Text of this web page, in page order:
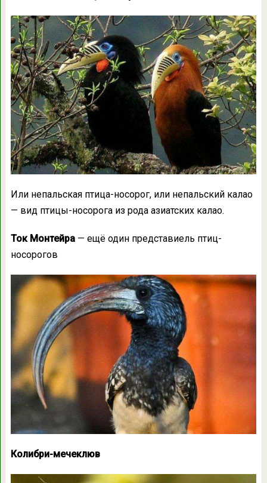
Или непальская птица-носорог, или непальский калао
— вид птицы-носорога из рода азиатских калао.
Ток Монтейра— ещё один представиель птиц-
носорогов
Колибри-мечеклюв